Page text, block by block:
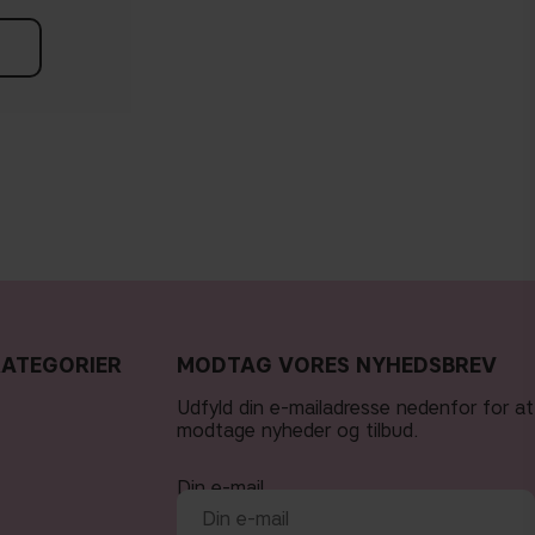
MODTAG VORES NYHEDSBREV
Udfyld din e-mailadresse nedenfor for at
modtage nyheder og tilbud.
Din e-mail